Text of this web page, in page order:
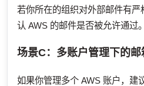
若你所在的组织对外部邮件有
认 AWS 的邮件是否被允许通过。
场景C：多账户管理下的邮
如果你管理多个 AWS 账户，建